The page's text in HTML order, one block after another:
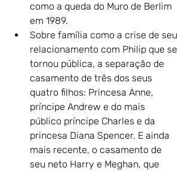
como a queda do Muro de Berlim
em 1989.
Sobre família como a crise de seu
relacionamento com Philip que se
tornou pública, a separação de
casamento de três dos seus
quatro filhos: Princesa Anne,
príncipe Andrew e do mais
público príncipe Charles e da
princesa Diana Spencer. E ainda
mais recente, o casamento de
seu neto Harry e Meghan, que